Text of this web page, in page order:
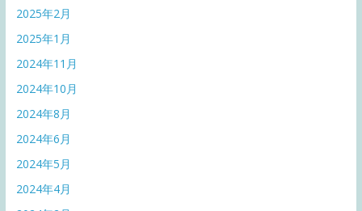
2025年2月
2025年1月
2024年11月
2024年10月
2024年8月
2024年6月
2024年5月
2024年4月